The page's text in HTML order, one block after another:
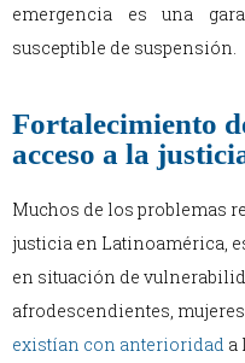
emergencia es una
susceptible de suspensión.
Fortalecimiento
acceso a la
Muchos de los problemas
justicia en Latinoamérica,
en situación de
afrodescendientes,
existían con anterioridad a